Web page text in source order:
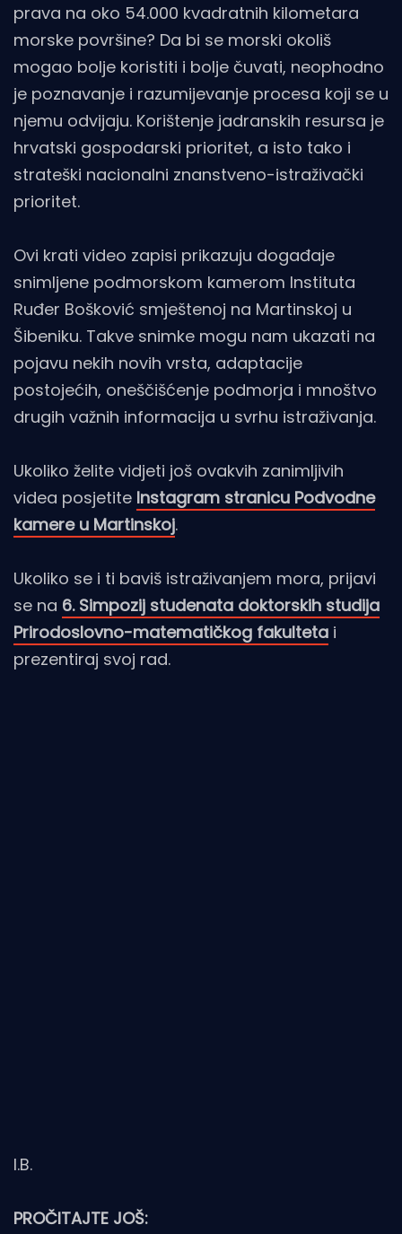
prava na oko 54.000 kvadratnih kilometara
morske površine? Da bi se morski okoliš
mogao bolje koristiti i bolje čuvati, neophodno
je poznavanje i razumijevanje procesa koji se u
njemu odvijaju. Korištenje jadranskih resursa je
hrvatski gospodarski prioritet, a isto tako i
strateški nacionalni znanstveno-istraživački
prioritet.
Ovi krati video zapisi prikazuju događaje
snimljene podmorskom kamerom Instituta
Ruđer Bošković smještenoj na Martinskoj u
Šibeniku. Takve snimke mogu nam ukazati na
pojavu nekih novih vrsta, adaptacije
postojećih, oneščišćenje podmorja i mnoštvo
drugih važnih informacija u svrhu istraživanja.
Ukoliko želite vidjeti još ovakvih zanimljivih
videa posjetite Instagram stranicu Podvodne
kamere u Martinskoj.
Ukoliko se i ti baviš istraživanjem mora, prijavi
se na 6. Simpozij studenata doktorskih studija
Prirodoslovno-matematičkog fakulteta i
prezentiraj svoj rad.
I.B.
PROČITAJTE JOŠ: